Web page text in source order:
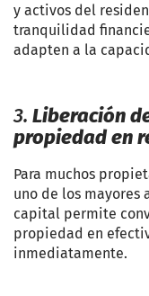
y activos del
tranquilidad
adapten a la
3. Liberación
propiedad en
Para muchos
uno de los mayores
capital permite
propiedad en
inmediatamente.